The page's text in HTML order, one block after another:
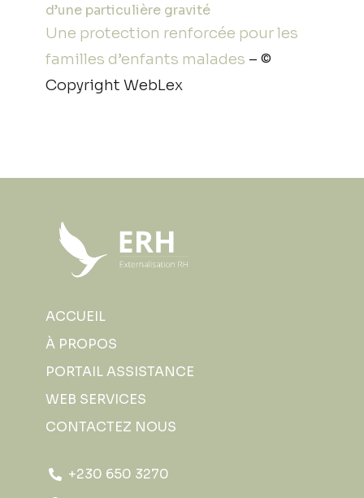
d’une particulière gravité
Une protection renforcée pour les
familles d’enfants malades – ©
Copyright WebLex
ACCUEIL
À PROPOS
PORTAIL ASSISTANCE
WEB SERVICES
CONTACTEZ NOUS
+230 650 3270